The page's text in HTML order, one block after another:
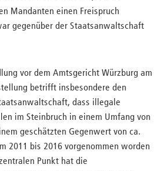
Mandanten einen Freispruch
gegenüber der Staatsanwaltschaft
vor dem Amtsgericht Würzburg am
betrifft insbesondere den
dass illegale
im Steinbruch in einem Umfang von
geschätzten Gegenwert von ca.
2011 bis 2016 vorgenommen worden
Punkt hat die